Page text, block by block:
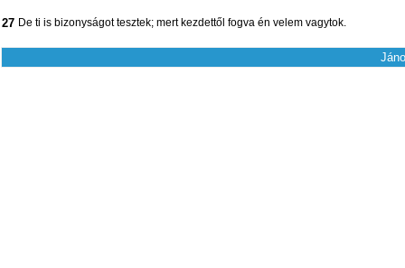
27 De ti is bizonyságot tesztek; mert kezdettől fogva én velem vagytok.